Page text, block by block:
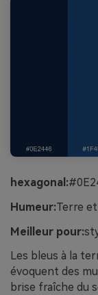
hexagonal:
Humeur:Terre
Meilleur pour:
Les bleus à la
évoquent des
brise fraîche du